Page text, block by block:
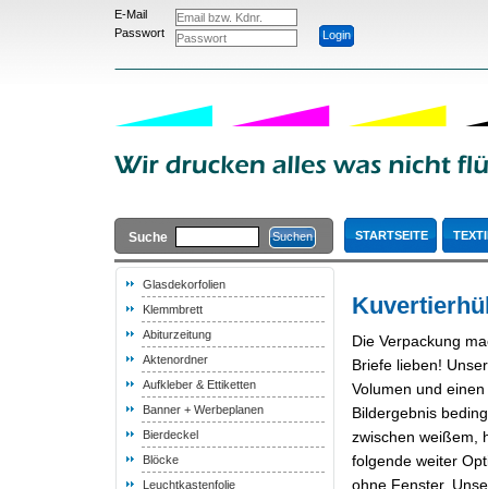
E-Mail
Passwort
Suche STARTSEITE
Glasdekorfolien
Klemmbrett
Abiturzeitung
Aktenordner
Aufkleber & Ettiketten
Banner + Werbeplanen
Bierdeckel
Blöcke
Leuchtkastenfolie
Die Verpackung
Briefe lieben!
Volumen und
Bildergebnis
zwischen weißem,
folgende weiter
ohne Fenster.